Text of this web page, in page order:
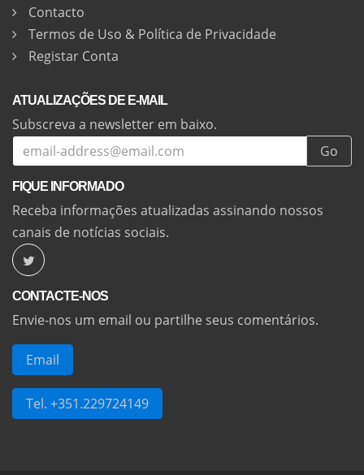
Contacto
Termos de Uso & Política de Privacidade
Registar Conta
ATUALIZAÇÕES DE E-MAIL
Subscreva a newsletter em baixo.
Go
FIQUE INFORMADO
Receba informações atualizadas assinando nossos
canais de notícias sociais.
CONTACTE-NOS
Envie-nos um email ou partilhe seus comentários.
Email
Tel. +351.229724149